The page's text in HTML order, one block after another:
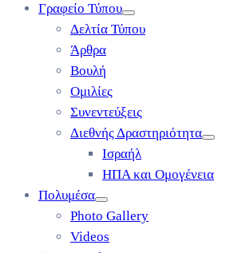
Γραφείο Τύπου
Δελτία Τύπου
Άρθρα
Βουλή
Ομιλίες
Συνεντεύξεις
Διεθνής Δραστηριότητα
Ισραήλ
ΗΠΑ και Ομογένεια
Πολυμέσα
Photo Gallery
Videos